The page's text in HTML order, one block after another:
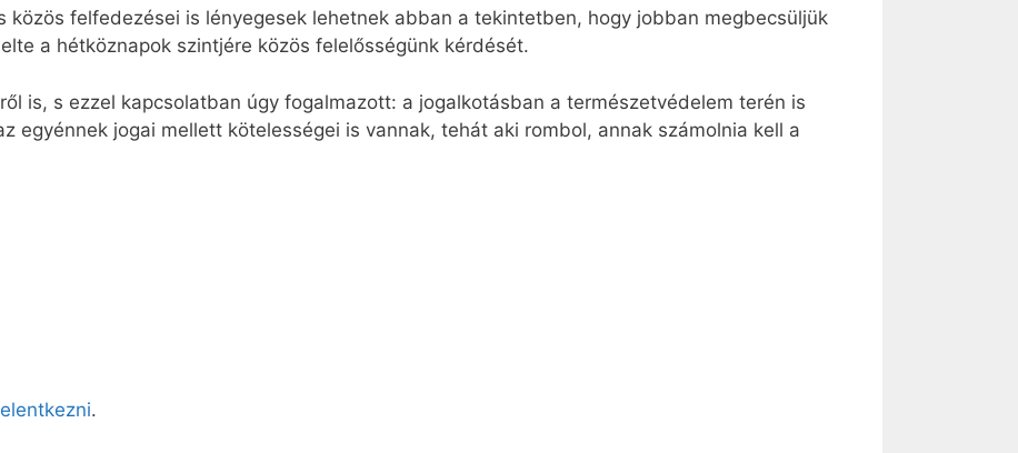
közös felfedezései is lényegesek lehetnek abban a tekintetben, hogy jobban megbecsüljük
a hétköznapok szintjére közös felelősségünk kérdését.
is, s ezzel kapcsolatban úgy fogalmazott: a jogalkotásban a természetvédelem terén is
egyénnek jogai mellett kötelességei is vannak, tehát aki rombol, annak számolnia kell a
.